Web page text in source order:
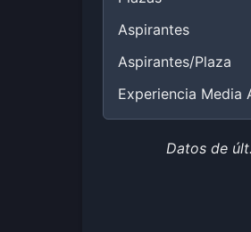
Aspirantes
Aspirantes/Plaza
Experiencia Media
Datos de